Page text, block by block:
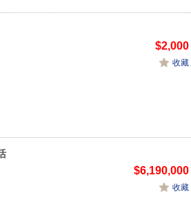
$2,000
收藏
$6,190,000
收藏